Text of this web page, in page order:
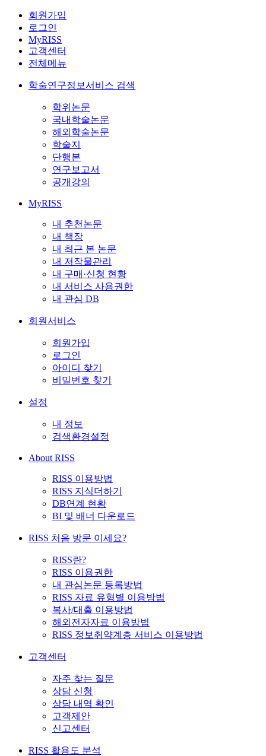
회원가입
로그인
MyRISS
고객센터
전체메뉴
학술연구정보서비스 검색
학위논문
국내학술논문
해외학술논문
학술지
단행본
연구보고서
공개강의
MyRISS
내 추천논문
내 책장
내 최근 본 논문
내 저작물관리
내 구매·신청 현황
내 서비스 사용권한
내 관심 DB
회원서비스
회원가입
로그인
아이디 찾기
비밀번호 찾기
설정
내 정보
검색환경설정
About RISS
RISS 이용방법
RISS 지식더하기
DB연계 현황
BI 및 배너 다운로드
RISS 처음 방문 이세요?
RISS란?
RISS 이용권한
내 관심논문 등록방법
RISS 자료 유형별 이용방법
복사/대출 이용방법
해외전자자료 이용방법
RISS 정보취약계층 서비스 이용방법
고객센터
자주 찾는 질문
상담 신청
상담 내역 확인
고객제안
신고센터
RISS 활용도 분석